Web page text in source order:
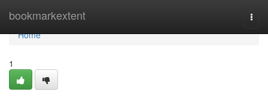
bookmarkextent
Home
Home
1